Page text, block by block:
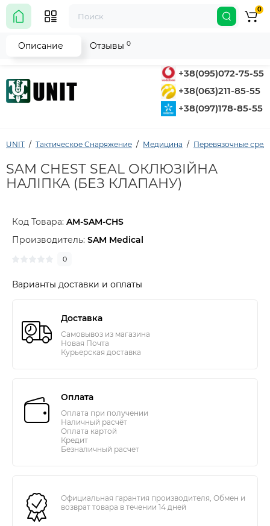
+38(095)072-75-55
+38(063)211-85-55
+38(097)178-85-55
0
UNIT Тактическое Снаряжение Медицина Перевязочные
SAM CHEST SEAL ОКЛЮЗІЙНА
НАЛІПКА (БЕЗ КЛАПАНУ)
Код Товара: AM-SAM-CHS
Производитель: SAM Medical
0
Варианты доставки и оплаты
Доставка
Самовывоз из магазина
Новая Почта
Курьерская доставка
Оплата
Оплата при получении
Наличный расчёт
Оплата картой
Кредит
Безналичный расчет
Официальная гарантия производителя, Обмен и
возврат товара в течении 14 дней
Описание Отзывы 0